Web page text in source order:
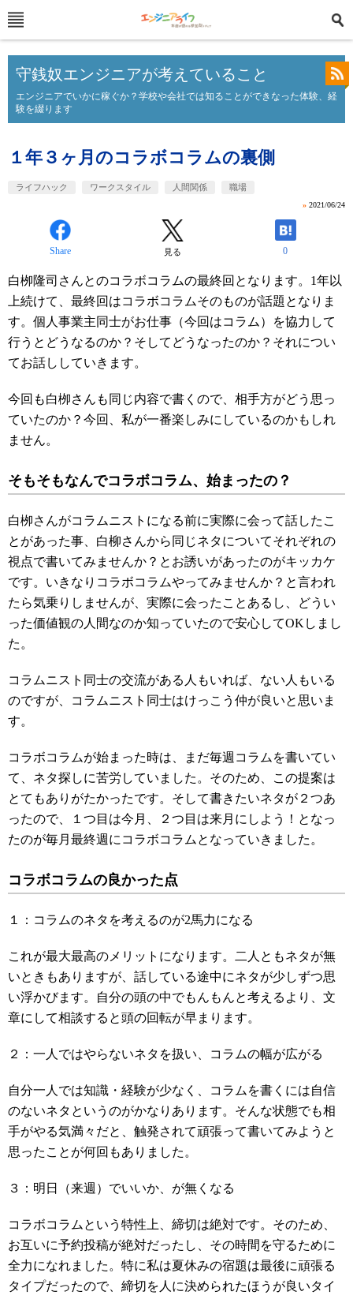
守銭奴エンジニアが考えていること
エンジニアでいかに稼ぐか？学校や会社では知ることができなった体験、経
験を綴ります
１年３ヶ月のコラボコラムの裏側
ライフハック ワークスタイル 人間関係 職場
» 2021/06/24
Share 見る 0
白栁隆司さんとのコラボコラムの最終回となります。1年以
上続けて、最終回はコラボコラムそのものが話題となりま
す。個人事業主同士がお仕事（今回はコラム）を協力して
行うとどうなるのか？そしてどうなったのか？それについ
てお話ししていきます。
今回も白栁さんも同じ内容で書くので、相手方がどう思っ
ていたのか？今回、私が一番楽しみにしているのかもしれ
ません。
そもそもなんでコラボコラム、始まったの？
白栁さんがコラムニストになる前に実際に会って話したこ
とがあった事、白柳さんから同じネタについてそれぞれの
視点で書いてみませんか？とお誘いがあったのがキッカケ
です。いきなりコラボコラムやってみませんか？と言われ
たら気乗りしませんが、実際に会ったことあるし、どうい
った価値観の人間なのか知っていたので安心してOKしまし
た。
コラムニスト同士の交流がある人もいれば、ない人もいる
のですが、コラムニスト同士はけっこう仲が良いと思いま
す。
コラボコラムが始まった時は、まだ毎週コラムを書いてい
て、ネタ探しに苦労していました。そのため、この提案は
とてもありがたかったです。 そして書きたいネタが２つあ
ったので、１つ目は今月、２つ目は来月にしよう！となっ
たのが毎月最終週にコラボコラムとなっていきました。
コラボコラムの良かった点
１：コラムのネタを考えるのが2馬力になる
これが最大最高のメリットになります。二人ともネタが無
いときもありますが、話している途中にネタが少しずつ思
い浮かびます。自分の頭の中でもんもんと考えるより、文
章にして相談すると頭の回転が早まります。
２：一人ではやらないネタを扱い、コラムの幅が広がる
自分一人では知識・経験が少なく、コラムを書くには自信
のないネタというのがかなりあります。そんな状態でも相
手がやる気満々だと、触発されて頑張って書いてみようと
思ったことが何回もありました。
３：明日（来週）でいいか、が無くなる
コラボコラムという特性上、締切は絶対です。そのため、
お互いに予約投稿が絶対だったし、その時間を守るために
全力になれました。特に私は夏休みの宿題は最後に頑張る
タイプだったので、締切を人に決められたほうが良いタイ